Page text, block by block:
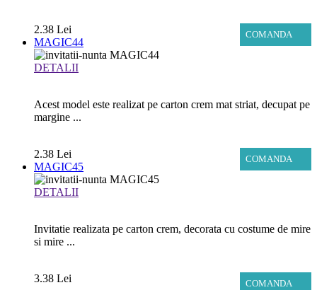
COMANDA
2.38 Lei
MAGIC44
DETALII
Acest model este realizat pe carton crem mat striat, decupat pe
margine ...
COMANDA
2.38 Lei
MAGIC45
DETALII
Invitatie realizata pe carton crem, decorata cu costume de mire
si mire ...
COMANDA
3.38 Lei